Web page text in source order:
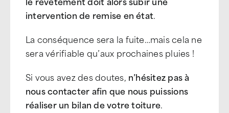
intervention de remise en état.
La conséquence sera la fuite…mais cela ne
sera vérifiable qu’aux prochaines pluies !
Si vous avez des doutes, n’hésitez pas à
nous contacter afin que nous puissions
réaliser un bilan de votre toiture.